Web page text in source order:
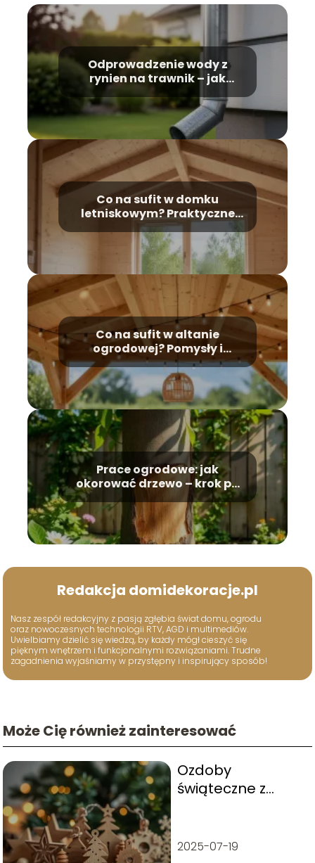
Odprowadzenie wody z
rynien na trawnik – jak
zrobić to dobrze?
Co na sufit w domku
letniskowym? Praktyczne
pomysły i inspiracje
Co na sufit w altanie
ogrodowej? Pomysły i
inspiracje
Prace ogrodowe: jak
okorować drzewo – krok po
kroku
Redakcja domidekoracje.pl
Nasz zespół redakcyjny z pasją zgłębia świat domu, ogrodu
oraz nowoczesnych technologii RTV, AGD i multimediów.
Uwielbiamy dzielić się wiedzą, by każdy mógł cieszyć się
pięknym wnętrzem i funkcjonalnymi rozwiązaniami. Trudne
zagadnienia wyjaśniamy w przystępny i inspirujący sposób!
Może Cię również zainteresować
Ozdoby
świąteczne z
pomysły DIY
2025-07-19